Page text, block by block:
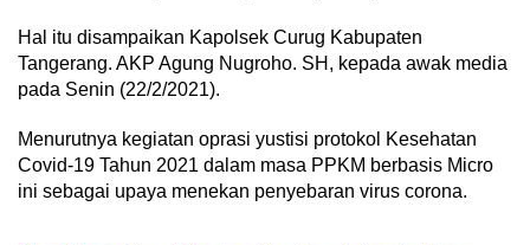
Hal itu disampaikan Kapolsek Curug Kabupaten
Tangerang. AKP Agung Nugroho. SH, kepada awak media
pada Senin (22/2/2021).
Menurutnya kegiatan oprasi yustisi protokol Kesehatan
Covid-19 Tahun 2021 dalam masa PPKM berbasis Micro
ini sebagai upaya menekan penyebaran virus corona.